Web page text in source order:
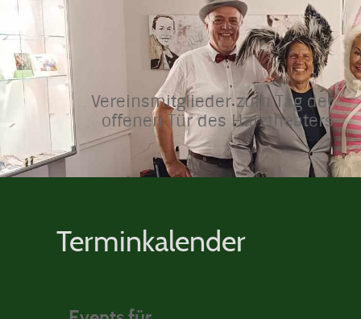
Vereinsmitglieder zum Tag der
offenen Tür des Harztheaters
Terminkalender